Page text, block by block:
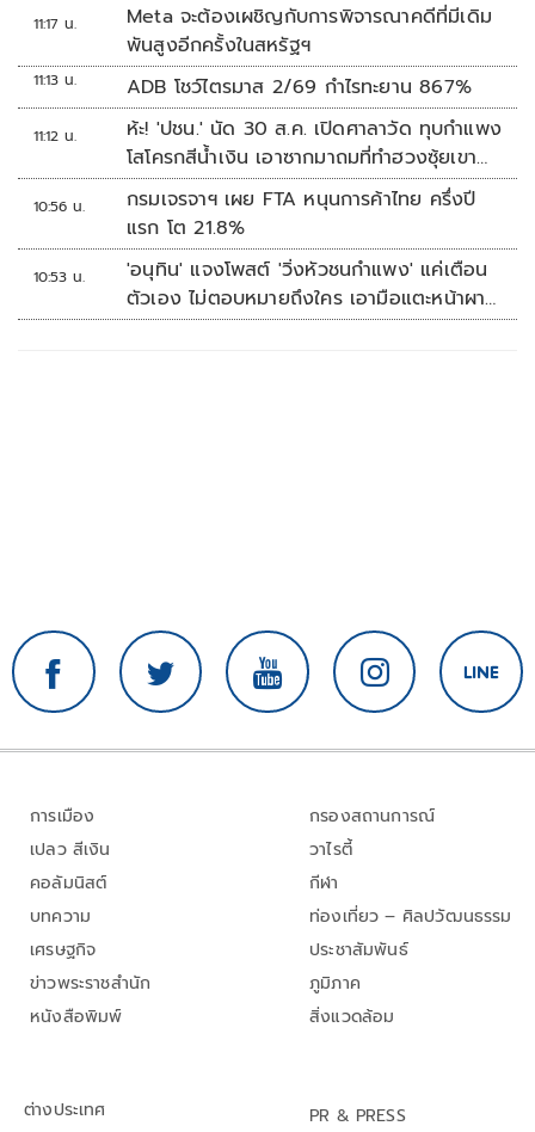
11:17 น.
Meta จะต้องเผชิญกับการพิจารณาคดีที่มีเดิม
พันสูงอีกครั้งในสหรัฐฯ
11:13 น. ADB โชว์ไตรมาส 2/69 กำไรทะยาน 867%
11:12 น.
ห้ะ! 'ปชน.' นัด 30 ส.ค. เปิดศาลาวัด ทุบกำแพง
โสโครกสีน้ำเงิน เอาซากมาถมที่ทำฮวงซุ้ยเขา
กระโดง
10:56 น.
กรมเจรจาฯ เผย FTA หนุนการค้าไทย ครึ่งปี
แรก โต 21.8%
10:53 น.
'อนุทิน' แจงโพสต์ 'วิ่งหัวชนกำแพง' แค่เตือน
ตัวเอง ไม่ตอบหมายถึงใคร เอามือแตะหน้าผา
กบอก 'หัวโน'
การเมือง
เปลว สีเงิน
คอลัมนิสต์
บทความ
เศรษฐกิจ
ข่าวพระราชสำนัก
หนังสือพิมพ์
กรองสถานการณ์
วาไรตี้
กีฬา
ท่องเที่ยว – ศิลปวัฒนธรรม
ประชาสัมพันธ์
ภูมิภาค
สิ่งแวดล้อม
ต่างประเทศ
PR & PRESS